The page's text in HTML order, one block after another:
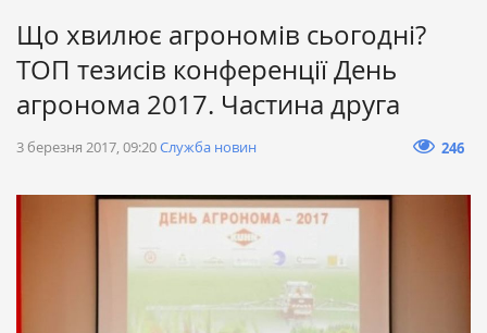
Що хвилює агрономів сьогодні?
ТОП тезисів конференції День
агронома 2017. Частина друга
3 березня 2017, 09:20Служба новин 246